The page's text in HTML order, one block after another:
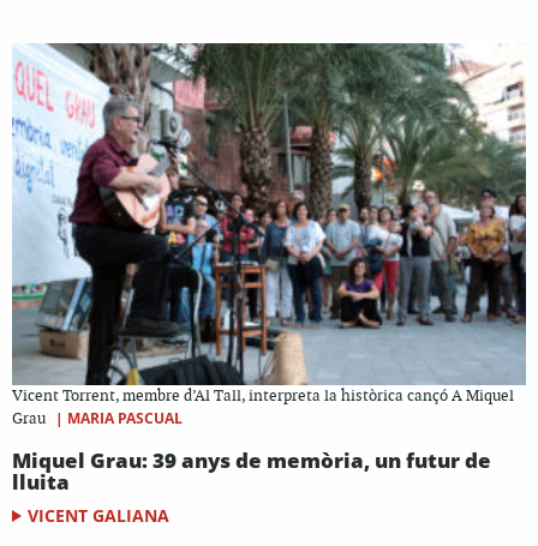
Vicent Torrent, membre d’Al Tall, interpreta la històrica cançó A Miquel
Grau
| MARIA PASCUAL
Miquel Grau: 39 anys de memòria, un futur de
lluita
VICENT GALIANA